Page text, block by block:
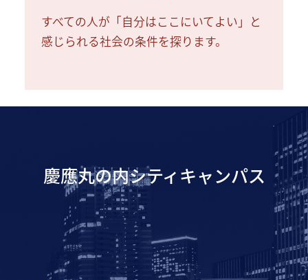
すべての人が「自分はここにいてよい」と
感じられる社会の条件を探ります。
慶應丸の内シティキャンパス